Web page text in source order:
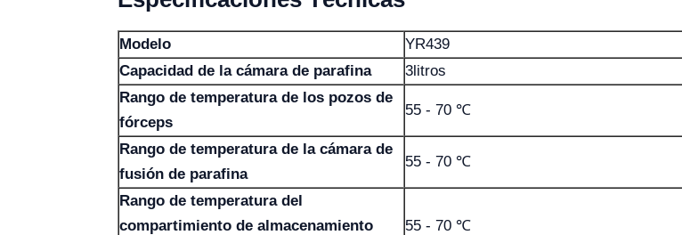
Modelo
YR439
Capacidad de la cámara de parafina
3litros
Rango de temperatura de los pozos de
fórceps
55 - 70 ℃
Rango de temperatura de la cámara de
fusión de parafina
55 - 70 ℃
Rango de temperatura del
compartimiento de almacenamiento
55 - 70 ℃